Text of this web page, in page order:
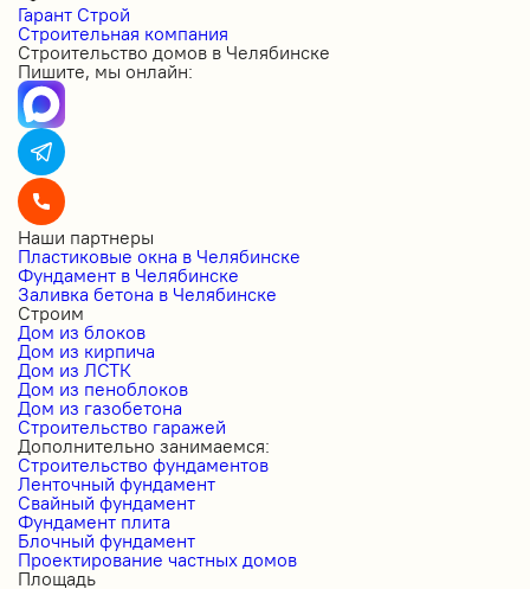
Гарант Строй
Строительная компания
Строительство домов в Челябинске
Пишите, мы онлайн:
Наши партнеры
Пластиковые окна в Челябинске
Фундамент в Челябинске
Заливка бетона в Челябинске
Строим
Дом из блоков
Дом из кирпича
Дом из ЛСТК
Дом из пеноблоков
Дом из газобетона
Строительство гаражей
Дополнительно занимаемся:
Строительство фундаментов
Ленточный фундамент
Свайный фундамент
Фундамент плита
Блочный фундамент
Проектирование частных домов
Площадь